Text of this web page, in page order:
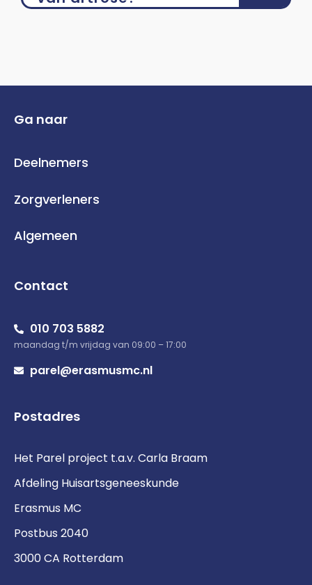
Ga naar
Deelnemers
Zorgverleners
Algemeen
Contact
010 703 5882
maandag t/m vrijdag van 09:00 – 17:00
parel@erasmusmc.nl
Postadres
Het Parel project t.a.v. Carla Braam
Afdeling Huisartsgeneeskunde
Erasmus MC
Postbus 2040
3000 CA Rotterdam